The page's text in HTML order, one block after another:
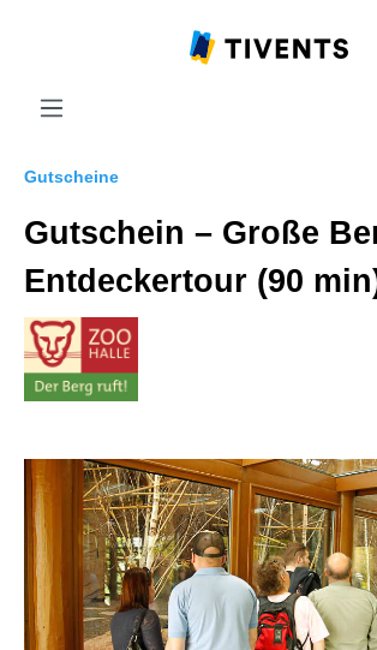
Gutscheine
Gutschein – Große
Entdeckertour (90